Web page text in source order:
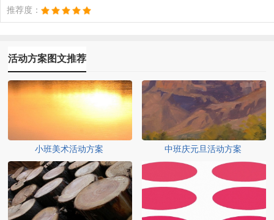
推荐度：
活动方案图文推荐
小班美术活动方案 中班庆元旦活动方案